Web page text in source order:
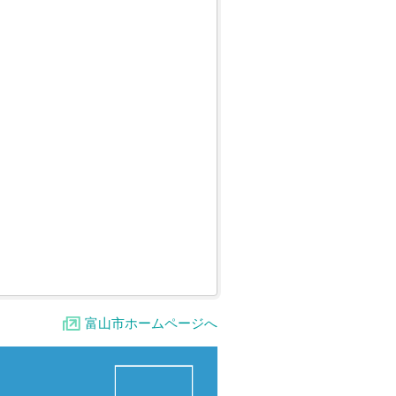
富山市ホームページへ